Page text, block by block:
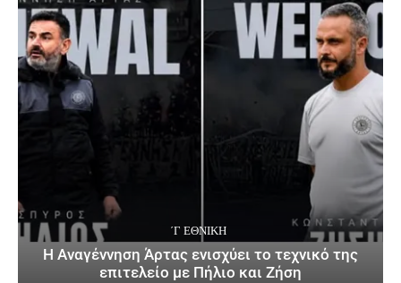
΄Γ ΕΘΝΙΚΉ
Η Αναγέννηση Άρτας ενισχύει το τεχνικό της
επιτελείο με Πήλιο και Ζήση